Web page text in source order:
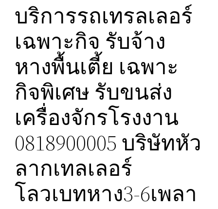
บริการรถเทรลเลอร์
เฉพาะกิจ รับจ้าง
หางพื้นเตี้ย เฉพาะ
กิจพิเศษ รับขนส่ง
เครื่องจักรโรงงาน
0818900005 บริษัทหัว
ลากเทลเลอร์
โลวเบทหาง3-6เพลา